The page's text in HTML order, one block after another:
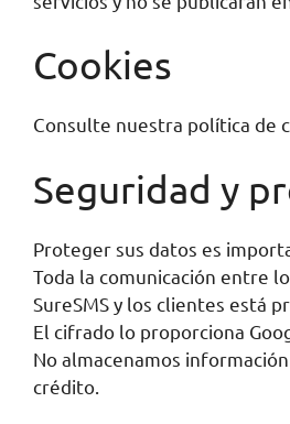
Cookies
Consulte nuestra política de
Seguridad y
Proteger sus datos es
Toda la comunicación entre
SureSMS y los clientes está
El cifrado lo proporciona
No almacenamos
crédito.